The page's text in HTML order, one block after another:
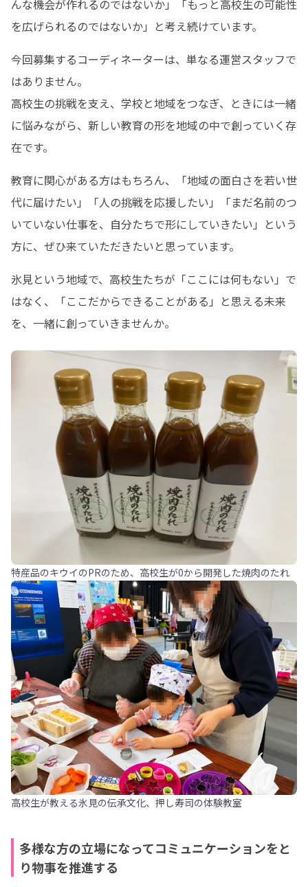
んな機会が作れるのではないか」「もっと高校生の可能性
を広げられるのではないか」と考え続けています。
今回募集するコーディネーターは、単なる運営スタッフで
はありません。
高校生の挑戦を支え、学校と地域をつなぎ、ときには一緒
に悩みながら、新しい教育の形を地域の中で創っていく存
在です。
教育に関心がある方はもちろん、「地域の面白さを若い世
代に届けたい」「人の挑戦を応援したい」「まだ名前のつ
いていない仕事を、自分たちで形にしていきたい」という
方に、ぜひ来ていただきたいと思っています。
氷見という地域で、高校生たちが「ここには何もない」で
はなく、「ここだからできることがある」と思える未来
を、一緒に創っていきませんか。
特産品のキウイのPRのため、高校生が0から開発した焼肉のたれ
高校生が教える氷見の伝承文化、押し寿司の体験教室
多様な方の立場になってコミュニケーションをと
り物事を推進する